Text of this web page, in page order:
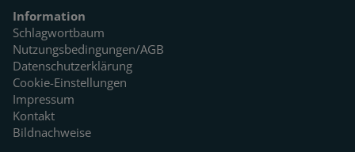
Information
Schlagwortbaum
Nutzungsbedingungen/AGB
Datenschutzerklärung
Cookie-Einstellungen
Impressum
Kontakt
Bildnachweise